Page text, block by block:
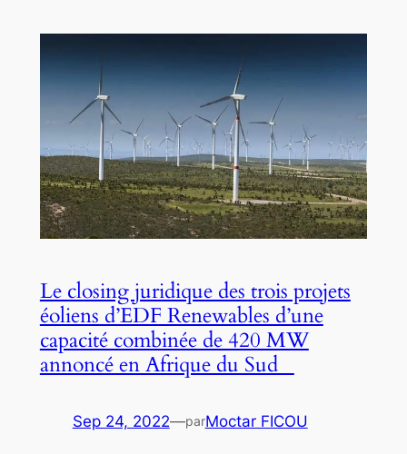
Le closing juridique des trois projets
éoliens d’EDF Renewables d’une
capacité combinée de 420 MW
annoncé en Afrique du Sud
Sep 24, 2022—parMoctar FICOU